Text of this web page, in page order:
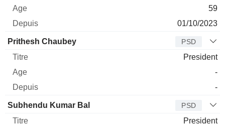
59
01/10/2023
Prithesh Chaubey PSD
President
-
-
Subhendu Kumar Bal PSD
President